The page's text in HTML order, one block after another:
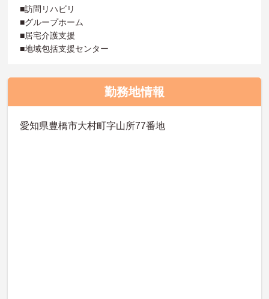
■訪問リハビリ
■グループホーム
■居宅介護支援
■地域包括支援センター
勤務地情報
愛知県豊橋市大村町字山所77番地